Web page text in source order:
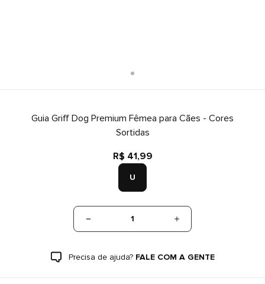
Guia Griff Dog Premium Fêmea para Cães - Cores
Sortidas
R$ 41,99
U
1
Precisa de ajuda? FALE COM A GENTE